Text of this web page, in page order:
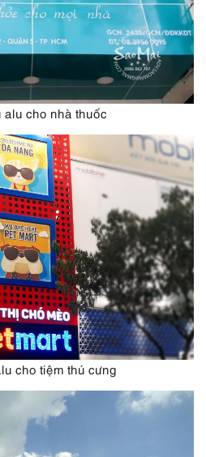
alu cho nhà thuốc
cho tiệm thú cưng